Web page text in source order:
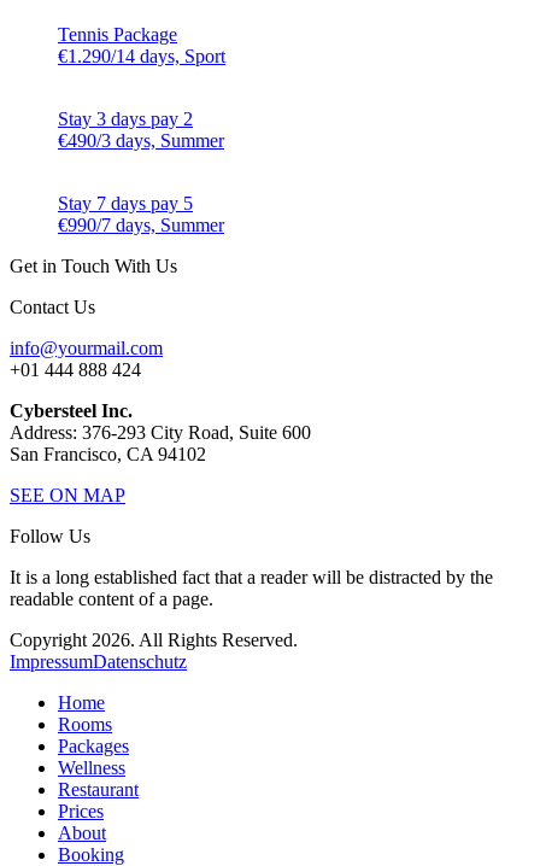
Tennis Package
€1.290/14 days, Sport
Stay 3 days pay 2
€490/3 days, Summer
Stay 7 days pay 5
€990/7 days, Summer
Get in Touch With Us
Contact Us
info@yourmail.com
+01 444 888 424
Cybersteel Inc.
Address: 376-293 City Road, Suite 600
San Francisco, CA 94102
SEE ON MAP
Follow Us
It is a long established fact that a reader will be distracted by the
readable content of a page.
Copyright 2026. All Rights Reserved.
ImpressumDatenschutz
Home
Rooms
Packages
Wellness
Restaurant
Prices
About
Booking